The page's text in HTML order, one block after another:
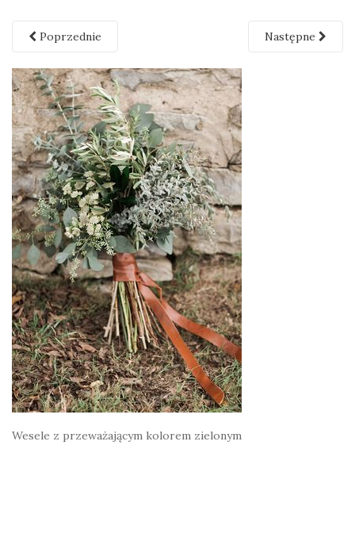
Poprzednie Następne
Wesele z przeważającym kolorem zielonym